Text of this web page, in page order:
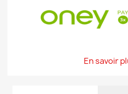
En savoir